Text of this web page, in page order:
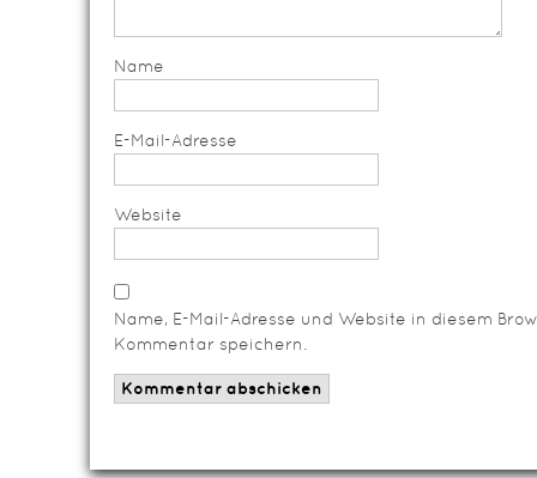
Name
E-Mail-Adresse
Website
Name, E-Mail-Adresse und Website in diesem
Kommentar speichern.